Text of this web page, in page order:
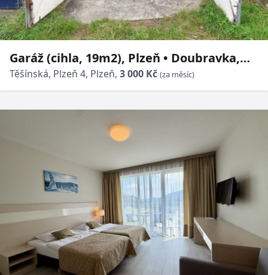
Garáž (cihla, 19m2), Plzeň • Doubravka,
Těšínská ul.
Těšínská, Plzeň 4, Plzeň, 3 000 Kč (za měsíc)